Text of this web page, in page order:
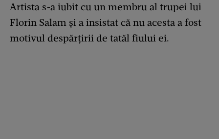
Artista s-a iubit cu un membru al trupei lui
Florin Salam și a insistat că nu acesta a fost
motivul despărțirii de tatăl fiului ei.